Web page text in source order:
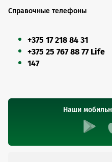
Справочные телефоны
+375 17 218 84 31
+375 25 767 88 77 Life
147
Наши